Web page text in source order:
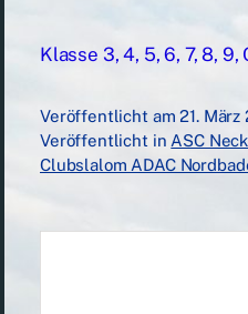
Klasse 3, 4, 5, 6, 7, 8, 9,
Veröffentlicht am21. März
Veröffentlicht in ASC
Clubslalom ADAC